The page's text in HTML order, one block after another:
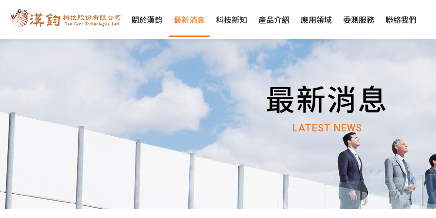
關於漢鈞 最新消息 科技新知 產品介紹 應用領域 委測服務 聯絡我們
最新消息
LATEST NEWS